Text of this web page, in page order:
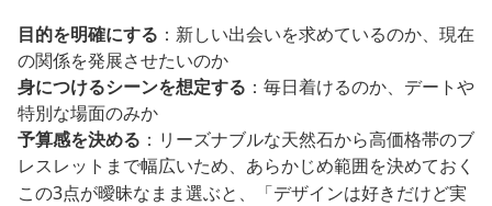
目的を明確にする ：新しい出会いを求めているのか、現在
の関係を発展させたいのか
身につけるシーンを想定する ：毎日着けるのか、デートや
特別な場面のみか
予算感を決める ：リーズナブルな天然石から高価格帯のブ
レスレットまで幅広いため、あらかじめ範囲を決めておく
この3点が曖昧なまま選ぶと、「デザインは好きだけど実